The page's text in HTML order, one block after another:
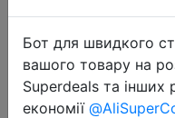
Бот для швидкого
вашого товару на
Superdeals та інших
економії